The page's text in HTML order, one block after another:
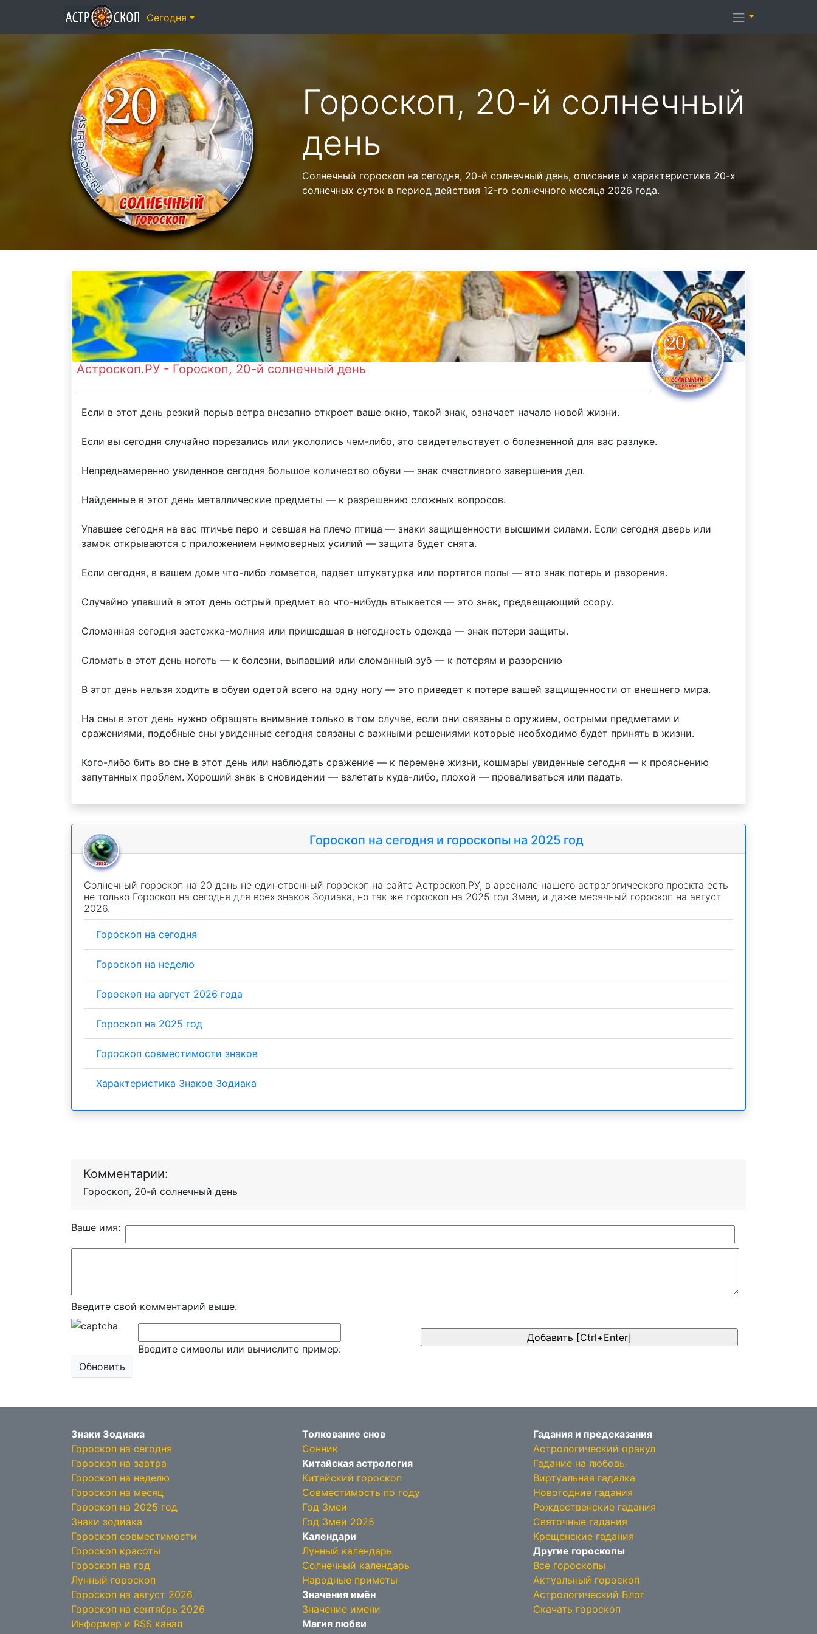
Гороскоп, 20-й солнечный
день
Солнечный гороскоп на сегодня, 20-й солнечный день, описание и характеристика 20-х
солнечных суток в период действия 12-го солнечного месяца 2026 года.
Астроскоп.РУ - Гороскоп, 20-й солнечный день
Если в этот день резкий порыв ветра внезапно откроет ваше окно, такой знак, означает начало новой жизни.
Если вы сегодня случайно порезались или укололись чем-либо, это свидетельствует о болезненной для вас разлуке.
Непреднамеренно увиденное сегодня большое количество обуви — знак счастливого завершения дел.
Найденные в этот день металлические предметы — к разрешению сложных вопросов.
Упавшее сегодня на вас птичье перо и севшая на плечо птица — знаки защищенности высшими силами. Если сегодня дверь или
замок открываются с приложением неимоверных усилий — защита будет снята.
Если сегодня, в вашем доме что-либо ломается, падает штукатурка или портятся полы — это знак потерь и разорения.
Случайно упавший в этот день острый предмет во что-нибудь втыкается — это знак, предвещающий ссору.
Сломанная сегодня застежка-молния или пришедшая в негодность одежда — знак потери защиты.
Сломать в этот день ноготь — к болезни, выпавший или сломанный зуб — к потерям и разорению
В этот день нельзя ходить в обуви одетой всего на одну ногу — это приведет к потере вашей защищенности от внешнего мира.
На сны в этот день нужно обращать внимание только в том случае, если они связаны с оружием, острыми предметами и
сражениями, подобные сны увиденные сегодня связаны с важными решениями которые необходимо будет принять в жизни.
Кого-либо бить во сне в этот день или наблюдать сражение — к перемене жизни, кошмары увиденные сегодня — к прояснению
запутанных проблем. Хороший знак в сновидении — взлетать куда-либо, плохой — проваливаться или падать.
Гороскоп на сегодня и гороскопы на 2025 год
Солнечный гороскоп на 20 день не единственный гороскоп на сайте Астроскоп.РУ, в арсенале нашего астрологического проекта есть
не только Гороскоп на сегодня для всех знаков Зодиака, но так же гороскоп на 2025 год Змеи, и даже месячный гороскоп на август
2026.
Гороскоп на сегодня
Гороскоп на неделю
Гороскоп на август 2026 года
Гороскоп на 2025 год
Гороскоп совместимости знаков
Характеристика Знаков Зодиака
Комментарии:
Гороскоп, 20-й солнечный день
Ваше имя:
Введите свой комментарий выше.
Обновить
Введите символы или вычислите пример:
Знаки Зодиака
Гороскоп на сегодня
Гороскоп на завтра
Гороскоп на неделю
Гороскоп на месяц
Гороскоп на 2025 год
Знаки зодиака
Гороскоп совместимости
Гороскоп красоты
Гороскоп на год
Лунный гороскоп
Гороскоп на август 2026
Гороскоп на сентябрь 2026
Информер и RSS канал
Толкование снов
Сонник
Китайская астрология
Китайский гороскоп
Совместимость по году
Год Змеи
Год Змеи 2025
Календари
Лунный календарь
Солнечный календарь
Народные приметы
Значения имён
Значение имени
Магия любви
Гадания и предсказания
Астрологический оракул
Гадание на любовь
Виртуальная гадалка
Новогодние гадания
Рождественские гадания
Святочные гадания
Крещенские гадания
Другие гороскопы
Все гороскопы
Актуальный гороскоп
Астрологический Блог
Скачать гороскоп
Сегодня